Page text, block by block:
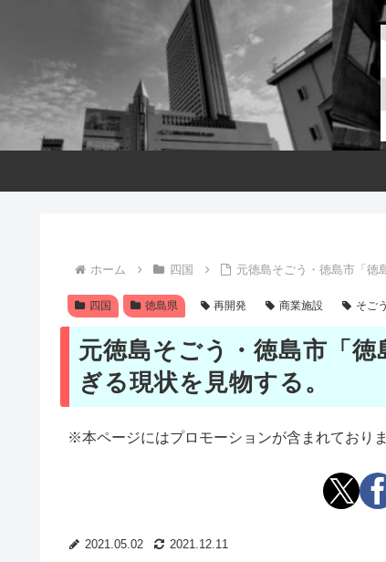
ホーム 四国 元徳島そごう・徳島市「徳
四国 徳島県 再開発 商業施設 そごう
元徳島そごう・徳島市「
ぎる現状を見物する。
※本ページにはプロモーションが含まれておりま
2021.05.02 2021.12.11